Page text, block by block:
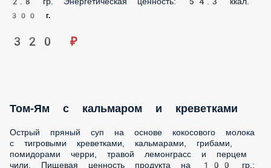
320 ₽
Острый пряный суп на основе кокосового молока с
тигровыми креветками, кальмарами, грибами,
помидорами черри, травой лемонграсс и перцем чили.
Пищевая ценность продукта на 100 гр.: Белки: 3.3 гр.
Жиры: 3.2 гр. Углеводы: 11.7 гр. Энергетическая ценность:
89 ккал.